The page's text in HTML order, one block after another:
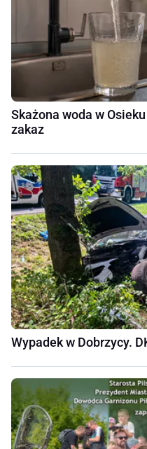
Skażona woda w
zakaz
Wypadek w Dobrzycy.